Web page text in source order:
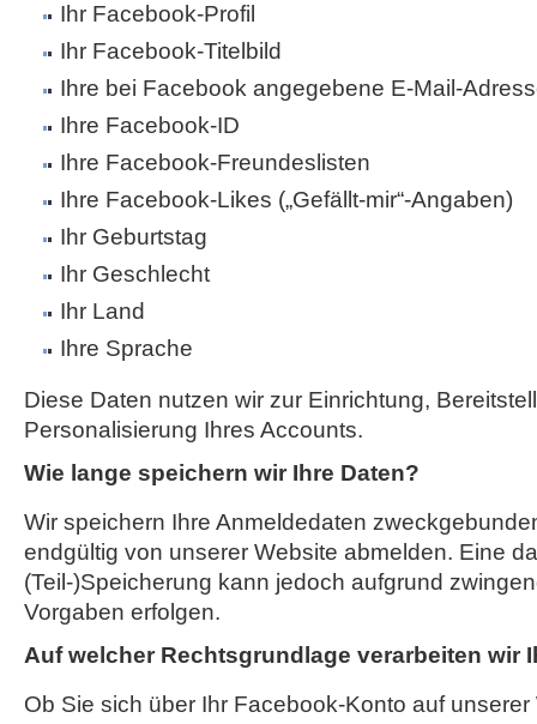
Ihr Facebook-Profil
Ihr Facebook-Titelbild
Ihre bei Facebook angegebene E-Mail-
Ihre Facebook-ID
Ihre Facebook-Freundeslisten
Ihre Facebook-Likes („Gefällt-mir“-Angaben)
Ihr Geburtstag
Ihr Geschlecht
Ihr Land
Ihre Sprache
Diese Daten nutzen wir zur Einrichtung,
Personalisierung Ihres Accounts.
Wie lange speichern wir Ihre Daten?
Wir speichern Ihre Anmeldedaten
endgültig von unserer Website abmelden. Eine
(Teil-)Speicherung kann jedoch aufgrund
Vorgaben erfolgen.
Auf welcher Rechtsgrundlage verarbeiten wir
Ob Sie sich über Ihr Facebook-Konto auf